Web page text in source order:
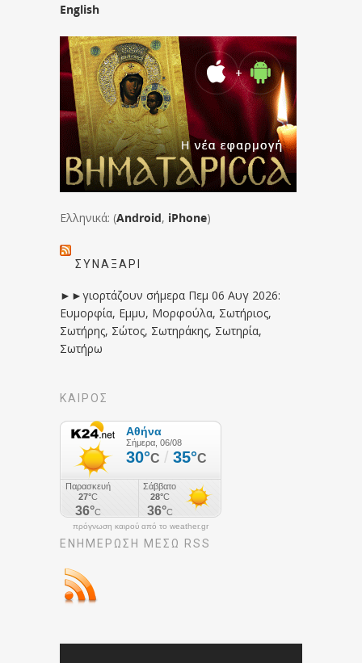
English
Ελληνικά: (Android, iPhone)
ΣΥΝΑΞΆΡΙ
►►γιορτάζουν σήμερα Πεμ 06 Αυγ 2026:
Ευμορφία, Εμμυ, Μορφούλα, Σωτήριος,
Σωτήρης, Σώτος, Σωτηράκης, Σωτηρία,
Σωτήρω
ΚΑΙΡΟΣ
πρόγνωση καιρού από το weather.gr
ΕΝΗΜΈΡΩΣΉ ΜΕΣΩ RSS